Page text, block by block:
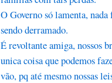
O Governo só lamenta,
sendo derramado.
É revoltante amiga, nossos
unica coisa que podemos
vão, pq até mesmo nossas